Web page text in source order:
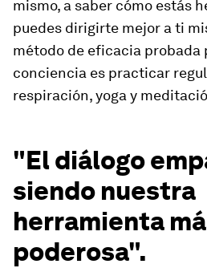
mismo, a saber cómo estás
puedes dirigirte mejor a ti
método de eficacia probada
conciencia es practicar
respiración, yoga y
"El diálogo
siendo nuestra
herramienta
poderosa".